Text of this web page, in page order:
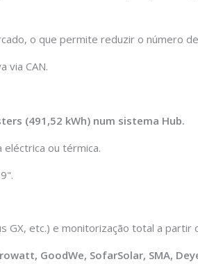
o que permite reduzir o número
via CAN.
(491,52 kWh) num sistema Hub.
ou térmica.
GX, etc.) e monitorização total a partir
GoodWe, SofarSolar, SMA,